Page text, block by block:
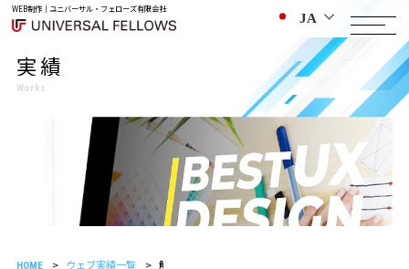
WEB制作｜ユニバーサル・フェローズ有限会社
実績
Works
HOME ウェブ実績一覧 解体工事会社様 制作事例
JA